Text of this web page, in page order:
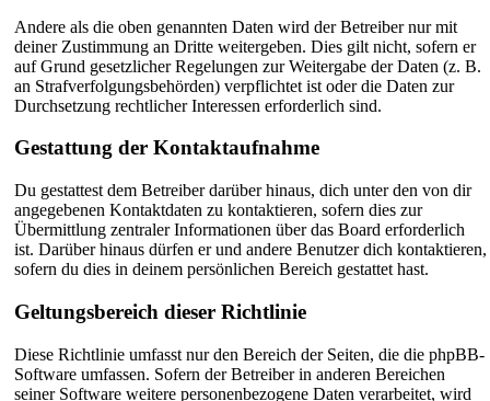
Andere als die oben genannten Daten wird der Betreiber nur mit
deiner Zustimmung an Dritte weitergeben. Dies gilt nicht, sofern er
auf Grund gesetzlicher Regelungen zur Weitergabe der Daten (z. B.
an Strafverfolgungsbehörden) verpflichtet ist oder die Daten zur
Durchsetzung rechtlicher Interessen erforderlich sind.
Gestattung der Kontaktaufnahme
Du gestattest dem Betreiber darüber hinaus, dich unter den von dir
angegebenen Kontaktdaten zu kontaktieren, sofern dies zur
Übermittlung zentraler Informationen über das Board erforderlich
ist. Darüber hinaus dürfen er und andere Benutzer dich kontaktieren,
sofern du dies in deinem persönlichen Bereich gestattet hast.
Geltungsbereich dieser Richtlinie
Diese Richtlinie umfasst nur den Bereich der Seiten, die die phpBB-
Software umfassen. Sofern der Betreiber in anderen Bereichen
seiner Software weitere personenbezogene Daten verarbeitet, wird